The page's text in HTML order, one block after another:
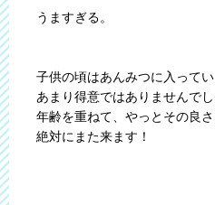
うますぎる。
子供の頃はあんみつに入って
あまり得意ではありませんでし
年齢を重ねて、やっとその良さ
絶対にまた来ます！